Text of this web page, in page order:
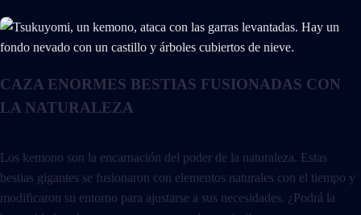
CAZA ENORMES BESTIAS FUSIONADAS CON
LA NATURALEZA
Los kemono son la encarnación del poder de la naturaleza. Estas
bestias gigantes se fusionaron con elementos naturales con el tiempo y
modificaron su entorno para ajustarse a sus necesidades. ¿Podrá la